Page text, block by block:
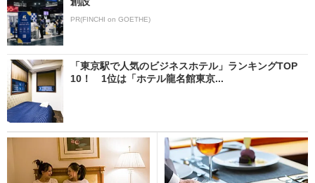
PR(FINCHI on GOETHE)
「東京駅で人気のビジネスホテル」ランキングTOP
10！ 1位は「ホテル龍名館東京...